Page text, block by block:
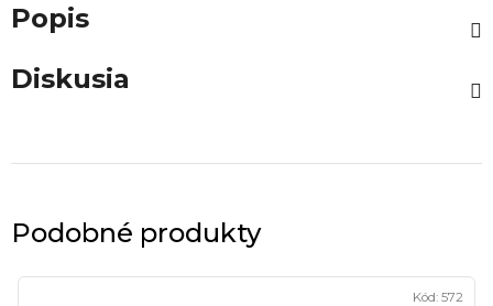
Popis
Diskusia
Podobné produkty
Kód: 572